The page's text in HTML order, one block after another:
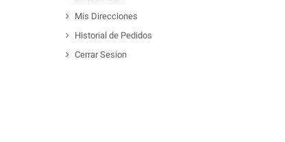
Mis Direcciones
Historial de Pedidos
Cerrar Sesion